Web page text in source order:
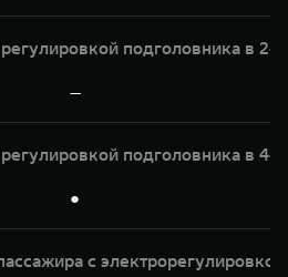
подголовника в 2-
—
подголовника в 4-
●
с